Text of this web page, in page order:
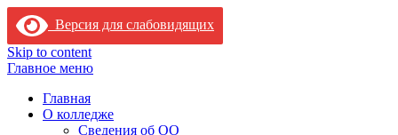
Версия для слабовидящих
Skip to content
Главное меню
Главная
О колледже
Сведения об ОО